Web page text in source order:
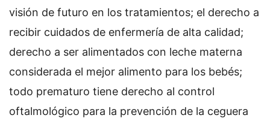
visión de futuro en los tratamientos; el derecho a
recibir cuidados de enfermería de alta calidad;
derecho a ser alimentados con leche materna
considerada el mejor alimento para los bebés;
todo prematuro tiene derecho al control
oftalmológico para la prevención de la ceguera